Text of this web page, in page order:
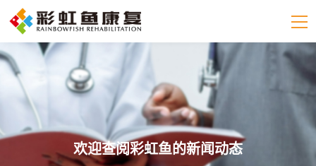
欢迎查阅彩虹鱼的新闻动态